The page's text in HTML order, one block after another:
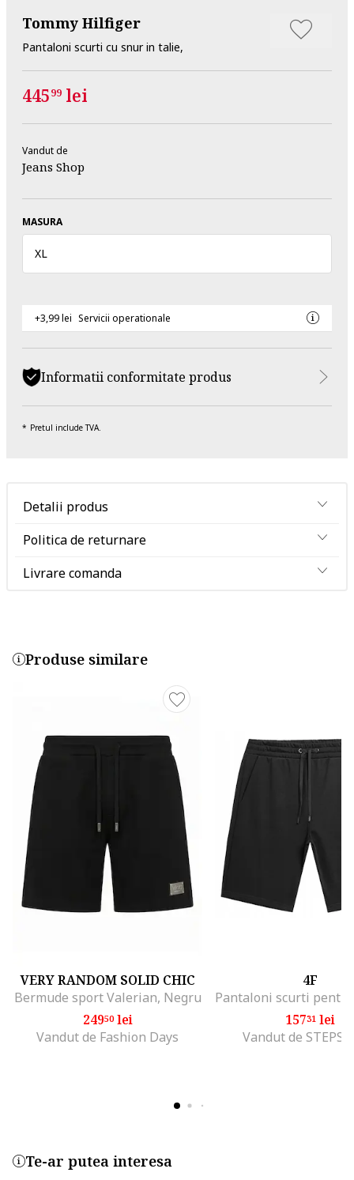
Tommy Hilfiger
Pantaloni scurti cu snur in talie,
44599 lei
Vandut de
Jeans Shop
MASURA
XL
+3,99 lei Servicii operationale
Informatii conformitate produs
Pretul include TVA.
Detalii produs
Politica de returnare
Livrare comanda
Produse similare
VERY RANDOM SOLID CHIC
Bermude sport Valerian, Negru
24950lei
Vandut de Fashion Days
4F
15731lei
Vandut de
Te-ar putea interesa